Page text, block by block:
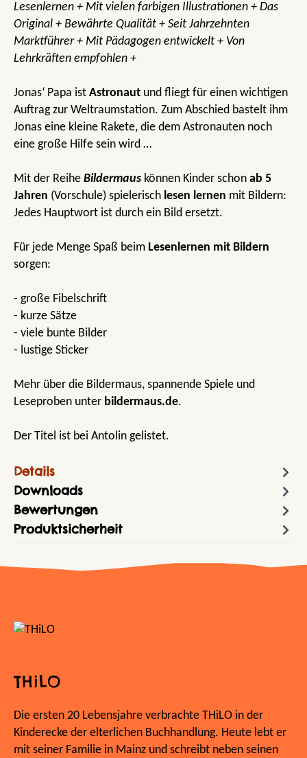
Lesenlernen + Mit vielen farbigen Illustrationen + Das
Original + Bewährte Qualität + Seit Jahrzehnten
Marktführer + Mit Pädagogen entwickelt + Von
Lehrkräften empfohlen +
Jonas‘ Papa ist Astronaut und fliegt für einen wichtigen
Auftrag zur Weltraumstation. Zum Abschied bastelt ihm
Jonas eine kleine Rakete, die dem Astronauten noch
eine große Hilfe sein wird …
Mit der Reihe Bildermaus können Kinder schon ab 5
Jahren (Vorschule) spielerisch lesen lernen mit Bildern:
Jedes Hauptwort ist durch ein Bild ersetzt.
Für jede Menge Spaß beim Lesenlernen mit Bildern
sorgen:
- große Fibelschrift
- kurze Sätze
- viele bunte Bilder
- lustige Sticker
Mehr über die Bildermaus, spannende Spiele und
Leseproben unter bildermaus.de.
Der Titel ist bei Antolin gelistet.
Details
Downloads
Bewertungen
Produktsicherheit
THiLO
Die ersten 20 Lebensjahre verbrachte THiLO in der
Kinderecke der elterlichen Buchhandlung. Heute lebt er
mit seiner Familie in Mainz und schreibt neben seinen